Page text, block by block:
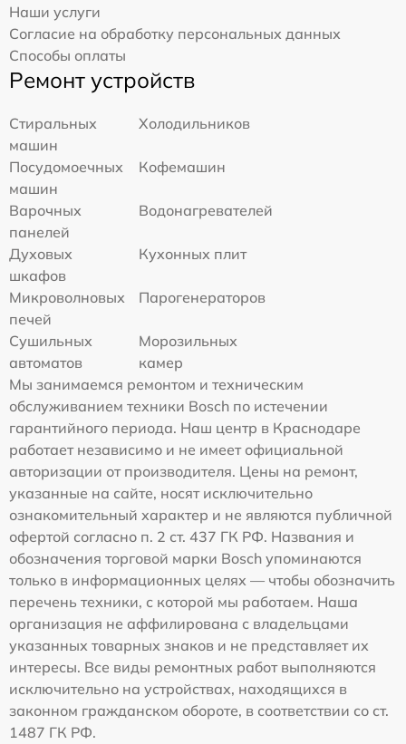
Наши услуги
Согласие на обработку персональных данных
Способы оплаты
Ремонт устройств
Стиральных
машин
Холодильников
Посудомоечных
машин
Кофемашин
Варочных
панелей
Водонагревателей
Духовых
шкафов
Кухонных плит
Микроволновых
печей
Парогенераторов
Сушильных
автоматов
Морозильных
камер
Мы занимаемся ремонтом и техническим
обслуживанием техники Bosch по истечении
гарантийного периода. Наш центр в Краснодаре
работает независимо и не имеет официальной
авторизации от производителя. Цены на ремонт,
указанные на сайте, носят исключительно
ознакомительный характер и не являются публичной
офертой согласно п. 2 ст. 437 ГК РФ. Названия и
обозначения торговой марки Bosch упоминаются
только в информационных целях — чтобы обозначить
перечень техники, с которой мы работаем. Наша
организация не аффилирована с владельцами
указанных товарных знаков и не представляет их
интересы. Все виды ремонтных работ выполняются
исключительно на устройствах, находящихся в
законном гражданском обороте, в соответствии со ст.
1487 ГК РФ.